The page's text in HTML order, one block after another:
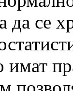
да се
имат